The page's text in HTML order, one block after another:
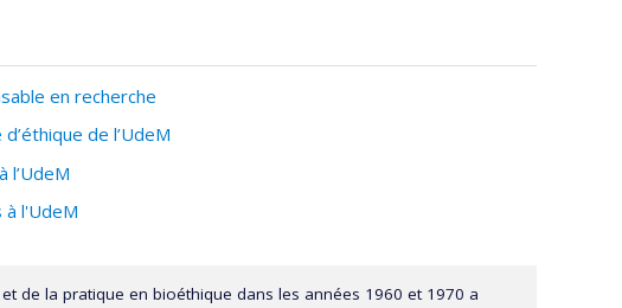
en recherche
de l’UdeM
l’UdeM
l'UdeM
de la pratique en bioéthique dans les années 1960 et 1970 a